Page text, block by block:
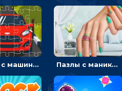
Пазлы с машинами Форд: собирать картинки и открывать новые Пазлы с маникюром: собери идеальный рисунок для ногтей